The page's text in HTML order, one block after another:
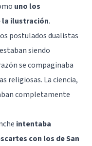
uno los
ilustración.
postulados dualistas
siendo
se compaginaba
religiosas. La ciencia,
completamente
intentaba
con los de San